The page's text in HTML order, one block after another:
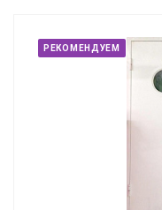
РЕКОМЕНДУЕМ